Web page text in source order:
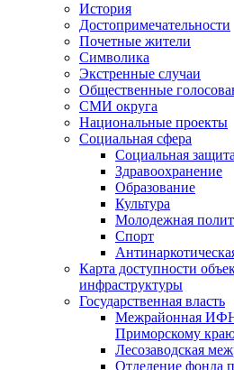
История
Достопримечательности
Почетные жители
Символика
Экстренные случаи
Общественные
СМИ округа
Национальные проекты
Социальная сфера
Социальная
Здравоохранение
Образование
Культура
Молодежная
Спорт
Карта доступности
инфраструктуры
Государственная власть
Межрайонная
Приморскому
Лесозаводская
Отделение фонда